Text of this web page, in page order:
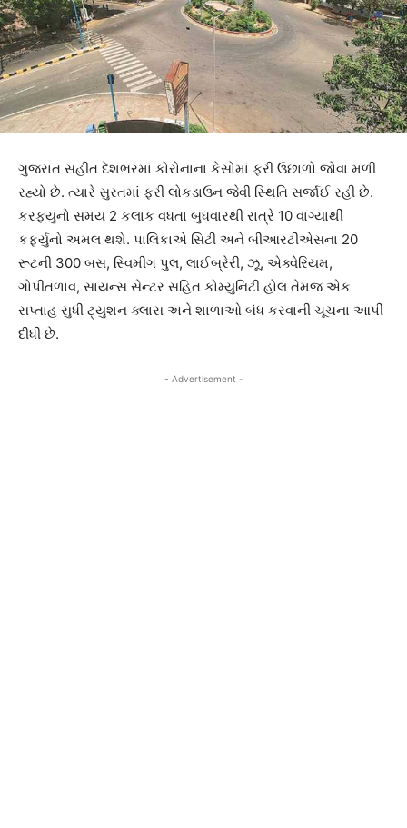
ગુજરાત સહીત દેશભરમાં કોરોનાના કેસોમાં ફરી ઉછાળો જોવા મળી
રહ્યો છે. ત્યારે સુરતમાં ફરી લોકડાઉન જેવી સ્થિતિ સર્જાઈ રહી છે.
કરફયુનો સમય 2 કલાક વધતા બુધવારથી રાત્રે 10 વાગ્યાથી
કર્ફ્યુનો અમલ થશે. પાલિકાએ સિટી અને બીઆરટીએસના 20
રૂટની 300 બસ, સ્વિમીંગ પુલ, લાઈબ્રેરી, ઝૂ, એક્વેરિયમ,
ગોપીત‌ળાવ, સાયન્સ સેન્ટર સહિત કોમ્યુનિટી હોલ તેમજ એક
સપ્તાહ સુધી ટ્યુશન ક્લાસ અને શાળાઓ બંધ કરવાની ચૂચના આપી
દીધી છે.
- Advertisement -